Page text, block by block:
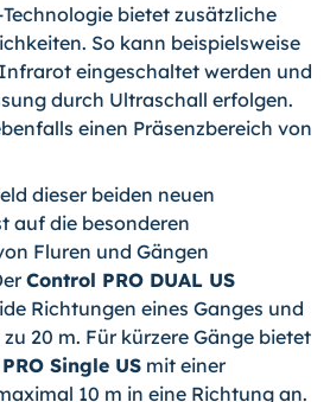
Technologie bietet zusätzliche
So kann beispielsweise
eingeschaltet werden und
durch Ultraschall erfolgen.
einen Präsenzbereich von
dieser beiden neuen
auf die besonderen
Fluren und Gängen
Control PRO DUAL US
Richtungen eines Ganges und
20 m. Für kürzere Gänge bietet
Single US mit einer
10 m in eine Richtung an.